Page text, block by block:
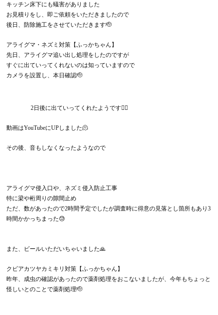
キッチン床下にも蟻害がありました
お見積りをし、即ご依頼をいただきましたので
後日、防除施工をさせていただきます🫡
アライグマ・ネズミ対策【ふっかちゃん】
先日、アライグマ追い出し処理をしたのですが
すぐに出ていってくれないのは知っていますので
カメラを設置し、本日確認🫡
2日後に出ていってくれたようです😮‍💨
動画はYouTubeにUPしました🫠
その後、音もしなくなったようなので
アライグマ侵入口や、ネズミ侵入防止工事
特に梁や桁周りの隙間止め
ただ、数があったので2時間予定でしたが調査時に得意の見落とし箇所もあり3
時間かかっちまった😓
また、ビールいただいちゃいました🙏
クビアカツヤカミキリ対策【ふっかちゃん】
昨年、成虫の確認があったので薬剤処理をおこないましたが、今年もちょっと
怪しいとのことで薬剤処理🫡